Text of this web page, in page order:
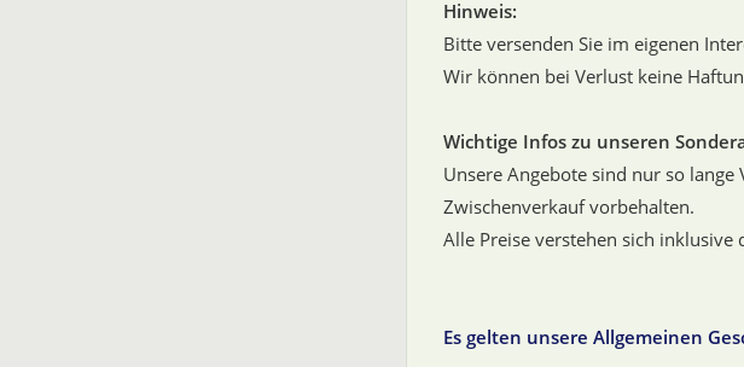
Hinweis:
Bitte versenden Sie im eigenen
Wir können bei Verlust keine
Wichtige Infos zu unseren
Unsere Angebote sind nur so
Zwischenverkauf vorbehalten.
Alle Preise verstehen sich
Es gelten unsere Allgemeinen